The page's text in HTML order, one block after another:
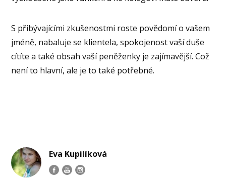
S přibývajícími zkušenostmi roste povědomí o vašem
jméně, nabaluje se klientela, spokojenost vaší duše
cítíte a také obsah vaší peněženky je zajímavější. Což
není to hlavní, ale je to také potřebné.
Eva Kupilíková